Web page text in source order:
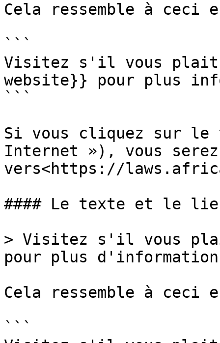
Cela ressemble à ceci
```
Visitez s'il vous
website}} pour plus
```
Si vous cliquez sur
Internet »), vous
vers<https://
#### Le texte et le
> Visitez s'il vous
pour plus
Cela ressemble à ceci
```